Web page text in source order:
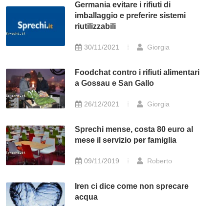
Germania evitare i rifiuti di
imballaggio e preferire sistemi
riutilizzabili
30/11/2021 Giorgia
Foodchat contro i rifiuti alimentari
a Gossau e San Gallo
26/12/2021 Giorgia
Sprechi mense, costa 80 euro al
mese il servizio per famiglia
09/11/2019 Roberto
Iren ci dice come non sprecare
acqua